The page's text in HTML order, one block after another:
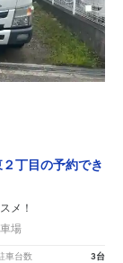
丁目の予約でき
メ！
車場
車台数 3台